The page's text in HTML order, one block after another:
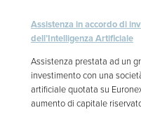
Assistenza in accordo di
dell’Intelligenza Artificiale
Assistenza prestata ad un
investimento con una
artificiale quotata su
aumento di capitale